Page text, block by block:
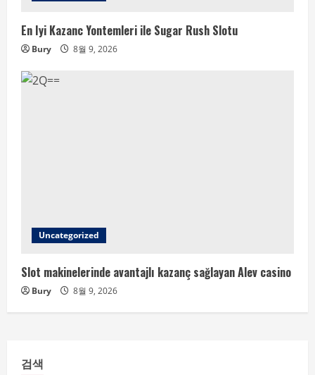
En Iyi Kazanc Yontemleri ile Sugar Rush Slotu
Bury 8월 9, 2026
Uncategorized
Slot makinelerinde avantajlı kazanç sağlayan Alev casino
Bury 8월 9, 2026
검색